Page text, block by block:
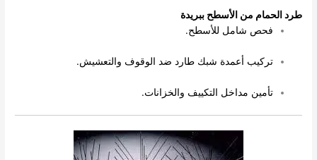
طرد الحمام من الأسطح ببريدة
فحص شامل للأسطح.
تركيب أعمدة شبك طارد ضد الوقوف والتعشيش.
تأمين مداخل التكييف والخزانات.